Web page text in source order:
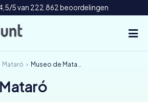
5 van 222.862 beoordelingen
Mataró Museo de Mataró